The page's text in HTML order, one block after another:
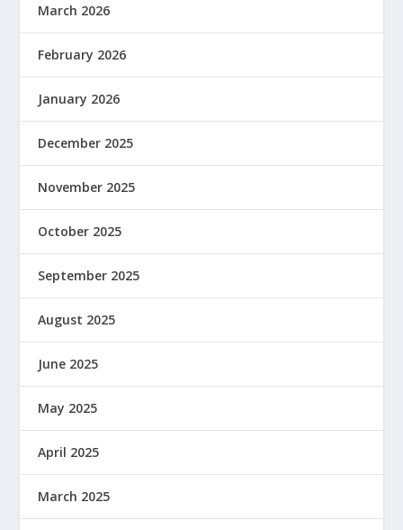
March 2026
February 2026
January 2026
December 2025
November 2025
October 2025
September 2025
August 2025
June 2025
May 2025
April 2025
March 2025